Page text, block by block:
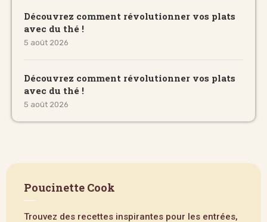
Découvrez comment révolutionner vos plats
avec du thé !
5 août 2026
Découvrez comment révolutionner vos plats
avec du thé !
5 août 2026
Poucinette Cook
Trouvez des recettes inspirantes pour les entrées,